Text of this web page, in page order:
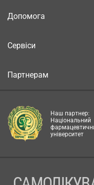
Допомога
Сервіси
Партнерам
Наш партнер:
Національний
університет